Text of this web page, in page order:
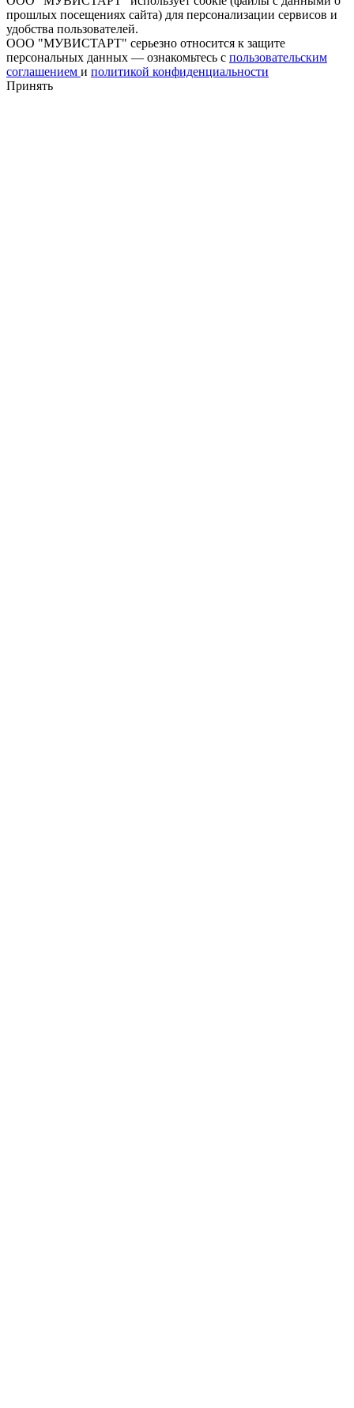
прошлых посещениях сайта) для персонализации сервисов и
удобства пользователей.
ООО "МУВИСТАРТ" серьезно относится к защите
персональных данных — ознакомьтесь с пользовательским
соглашением и политикой конфиденциальности
Принять